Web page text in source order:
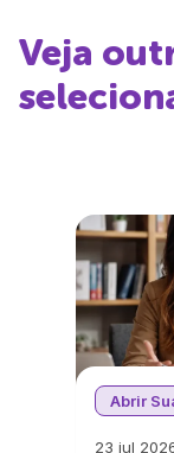
Veja
Abrir
23 jul